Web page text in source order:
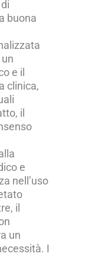
buona
e il
clinica,
il
e
nell’uso
il
un
I